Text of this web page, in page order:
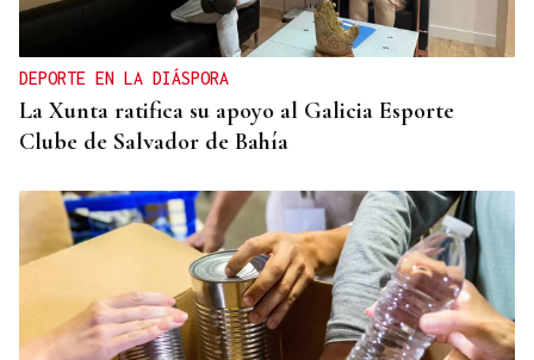
DEPORTE EN LA DIÁSPORA
La Xunta ratifica su apoyo al Galicia Esporte
Clube de Salvador de Bahía